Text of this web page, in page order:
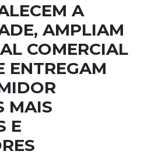
A
AMPLIAM
COMERCIAL
ENTREGAM
MAIS
E